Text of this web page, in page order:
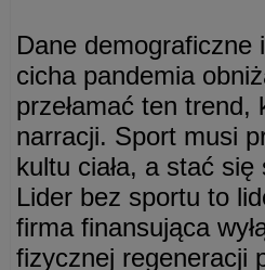
Dane demograficzne
cicha pandemia
przełamać ten
narracji. Sport musi
kultu ciała, a stać
Lider bez sportu to
firma finansująca
fizycznej regeneracji